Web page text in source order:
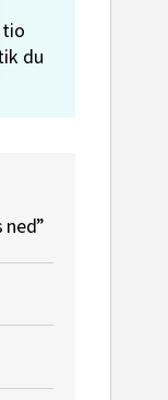
tio
du
ned”